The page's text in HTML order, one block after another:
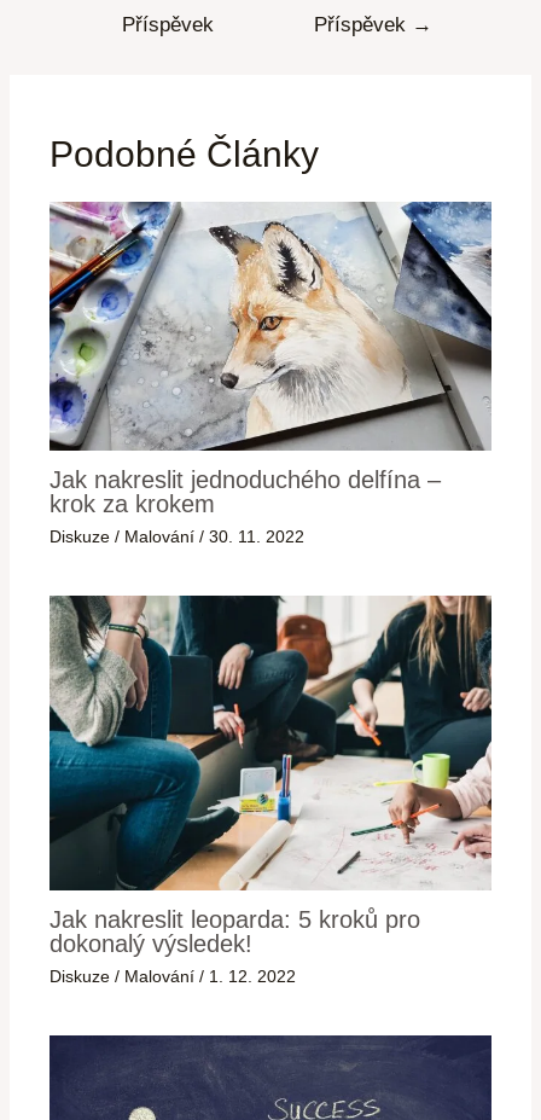
Příspěvek
Příspěvek →
Podobné Články
Jak nakreslit jednoduchého delfína –
krok za krokem
Diskuze / Malování /30. 11. 2022
Jak nakreslit leoparda: 5 kroků pro
dokonalý výsledek!
Diskuze / Malování / 1. 12. 2022